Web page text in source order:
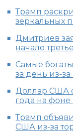
Трамп
зеркальных
Дмитриев
начало
Cамые
за день из-
Доллар США
года на
Трамп
США из-за